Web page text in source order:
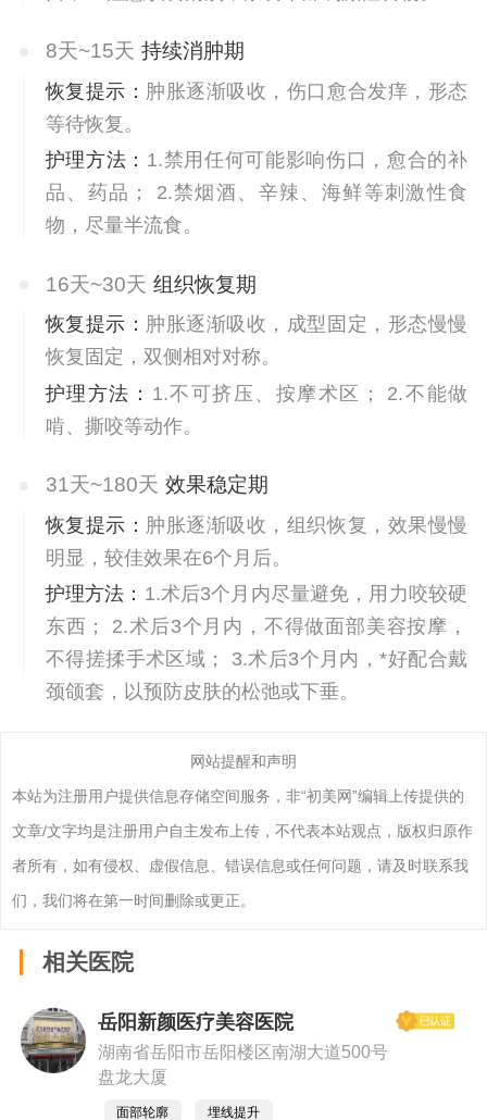
8天~15天 持续消肿期
恢复提示： 肿胀逐渐吸收，伤口愈合发痒，形态
等待恢复。
护理方法： 1.禁用任何可能影响伤口，愈合的补
品、药品； 2.禁烟酒、辛辣、海鲜等刺激性食
物，尽量半流食。
16天~30天 组织恢复期
恢复提示： 肿胀逐渐吸收，成型固定，形态慢慢
恢复固定，双侧相对对称。
护理方法： 1.不可挤压、按摩术区； 2.不能做
啃、撕咬等动作。
31天~180天 效果稳定期
恢复提示： 肿胀逐渐吸收，组织恢复，效果慢慢
明显，较佳效果在6个月后。
护理方法： 1.术后3个月内尽量避免，用力咬较硬
东西； 2.术后3个月内，不得做面部美容按摩，
不得搓揉手术区域； 3.术后3个月内，*好配合戴
颈颌套，以预防皮肤的松弛或下垂。
网站提醒和声明
本站为注册用户提供信息存储空间服务，非“初美网”编辑上传提供的
文章/文字均是注册用户自主发布上传，不代表本站观点，版权归原作
者所有，如有侵权、虚假信息、错误信息或任何问题，请及时联系我
们，我们将在第一时间删除或更正。
相关医院
岳阳新颜医疗美容医院
湖南省岳阳市岳阳楼区南湖大道500号
盘龙大厦
面部轮廓 埋线提升